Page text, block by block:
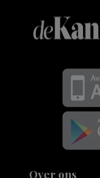
Over ons